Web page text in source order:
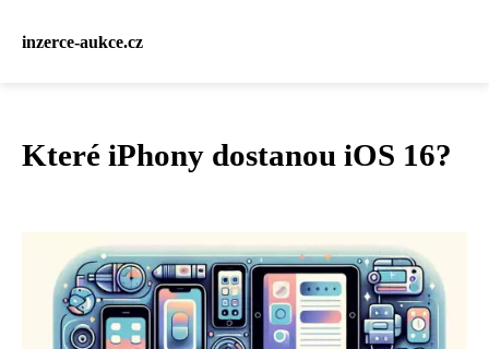
inzerce-aukce.cz
Které iPhony dostanou iOS 16?